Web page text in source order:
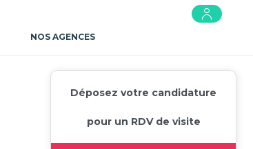
NOS AGENCES
Déposez votre candidature
pour un RDV de visite